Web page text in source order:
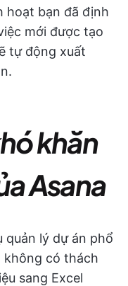
hoạt bạn đã định
mới được tạo
tự động xuất
khăn
Asana
quản lý dự án phổ
không có thách
sang Excel